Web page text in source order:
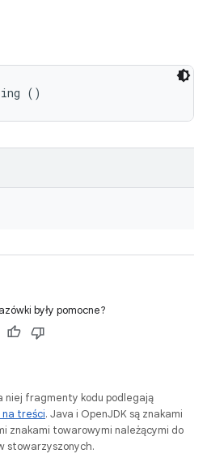
()
były pomocne?
niej fragmenty kodu podlegają
na treści. Java i OpenJDK są znakami
znakami towarowymi należącymi do
stowarzyszonych.